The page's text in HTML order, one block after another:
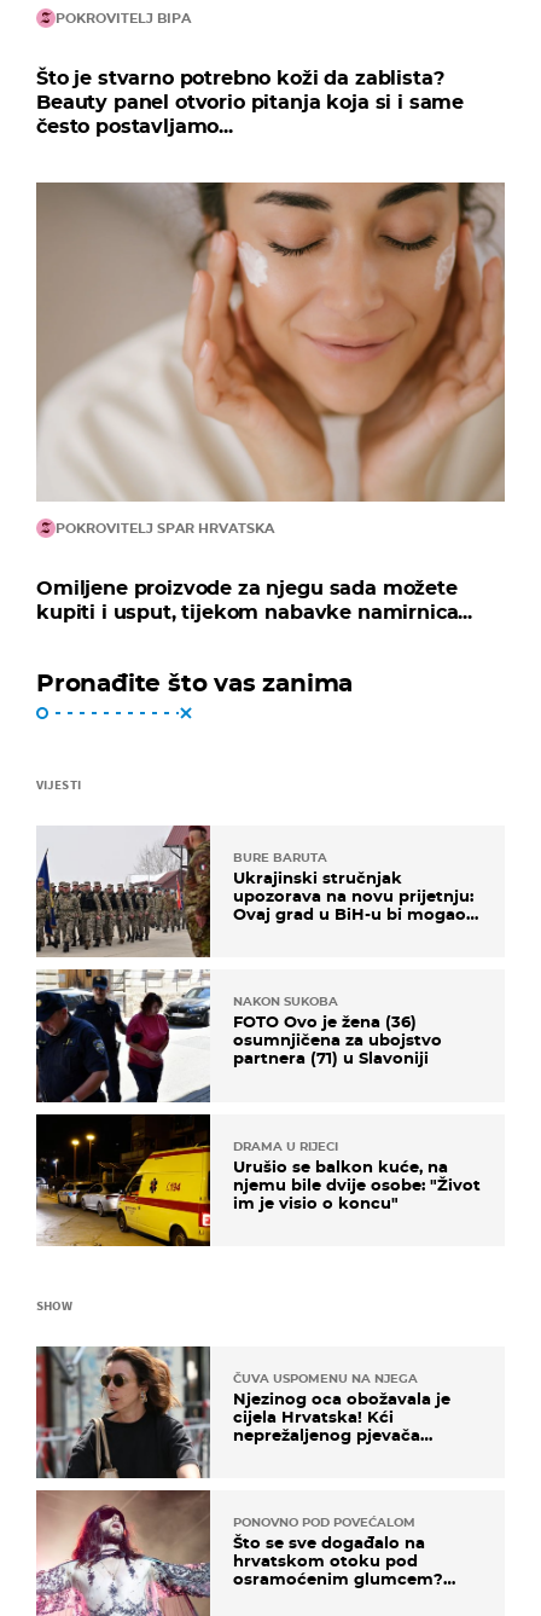
POKROVITELJ BIPA
Što je stvarno potrebno koži da zablista?
Beauty panel otvorio pitanja koja si i same
često postavljamo...
POKROVITELJ SPAR HRVATSKA
Omiljene proizvode za njegu sada možete
kupiti i usput, tijekom nabavke namirnica...
Pronađite što vas zanima
VIJESTI
BURE BARUTA
Ukrajinski stručnjak
upozorava na novu prijetnju:
Ovaj grad u BiH-u bi mogao
NAKON SUKOBA
FOTO Ovo je žena (36)
osumnjičena za ubojstvo
partnera (71) u Slavoniji
DRAMA U RIJECI
Urušio se balkon kuće, na
njemu bile dvije osobe: "Život
im je visio o koncu"
SHOW
ČUVA USPOMENU NA NJEGA
Njezinog oca obožavala je
cijela Hrvatska! Kći
neprežaljenog pjevača
PONOVNO POD POVEĆALOM
Što se sve događalo na
hrvatskom otoku pod
osramoćenim glumcem?